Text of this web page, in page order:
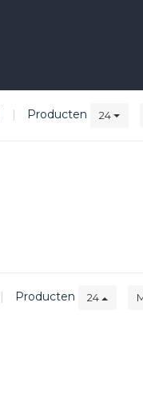
| Producten 24
| Producten 24